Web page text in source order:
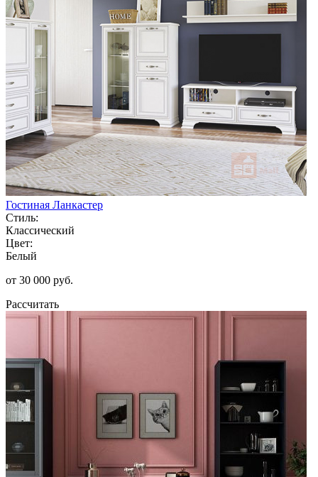
Гостиная Ланкастер
Стиль:
Классический
Цвет:
Белый
от 30 000 руб.
Рассчитать